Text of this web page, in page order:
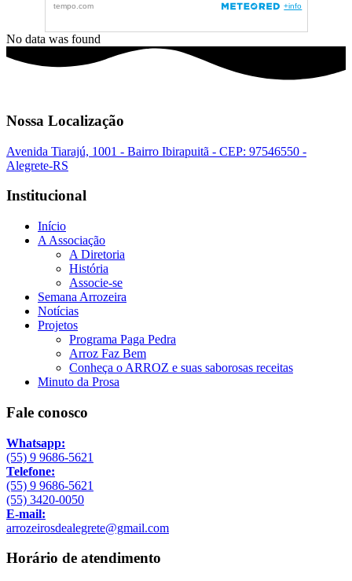
No data was found
Nossa Localização
Avenida Tiarajú, 1001 - Bairro Ibirapuitã - CEP: 97546550 -
Alegrete-RS
Institucional
Início
A Associação
A Diretoria
História
Associe-se
Semana Arrozeira
Notícias
Projetos
Programa Paga Pedra
Arroz Faz Bem
Conheça o ARROZ e suas saborosas receitas
Minuto da Prosa
Fale conosco
Whatsapp:
(55) 9 9686-5621
Telefone:
(55) 9 9686-5621
(55) 3420-0050
E-mail:
arrozeirosdealegrete@gmail.com
Horário de atendimento